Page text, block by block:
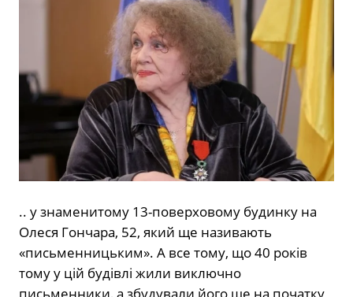
.. у знаменитому 13-поверховому будинку на
Олеся Гончара, 52, який ще називають
«письменницьким». А все тому, що 40 років
тому у цій будівлі жили виключно